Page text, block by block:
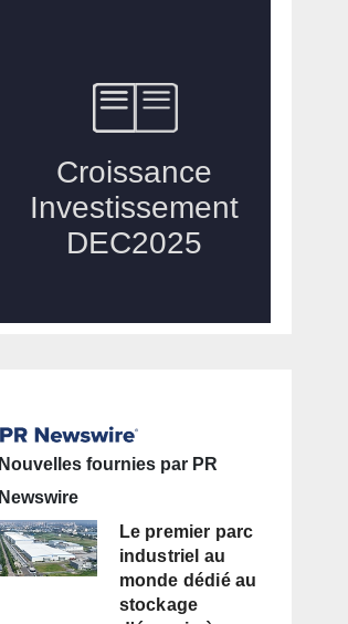
Nouvelles fournies par PR
Newswire
Le premier parc
industriel au
monde dédié au
stockage